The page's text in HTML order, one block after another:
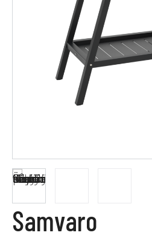
Samvaro